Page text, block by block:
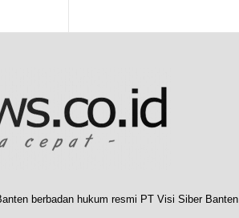
berbadan hukum resmi PT Visi Siber Banten